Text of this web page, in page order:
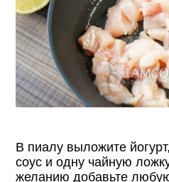
В пиалу выложите
соус и одну чайную
желанию добавьте